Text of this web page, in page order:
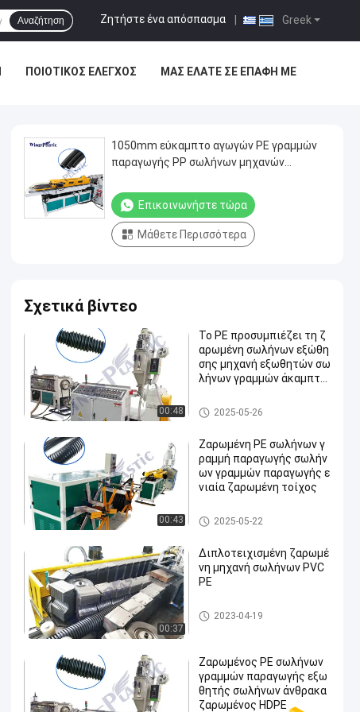
Greek
Ζητήστε ένα απόσπασμα
Αναζήτηση
ΠΟΙΟΤΙΚΌΣ ΈΛΕΓΧΟΣ ΜΑΣ ΕΛΆΤΕ ΣΕ ΕΠΑΦΉ ΜΕ
1050mm εύκαμπτο αγωγών PE γραμμών
παραγωγής PP σωλήνων μηχανών
Επικοινωνήστε τώρα
Μάθετε Περισσότερα
Σχετικά βίντεο
00:48
Το PE προσυμπιέζει τη ζ
αρωμένη σωλήνων εξώθη
σης μηχανή εξωθητών σω
λήνων γραμμών άκαμπτη
Ζαρωμένη PE γραμμή παραγ
ωγής σωλήνων
2025-05-26
00:43
Ζαρωμένη PE σωλήνων γ
ραμμή παραγωγής σωλήν
ων γραμμών παραγωγής ε
νιαία ζαρωμένη τοίχος
Ζαρωμένη PE γραμμή παραγ
ωγής σωλήνων
2025-05-22
00:37
Διπλοτειχισμένη ζαρωμέ
νη μηχανή σωλήνων PVC
PE
Ζαρωμένη PE γραμμή παραγ
ωγής σωλήνων
2023-04-19
Ζαρωμένος PE σωλήνων
γραμμών παραγωγής εξω
θητής σωλήνων άνθρακα
ζαρωμένος HDPE